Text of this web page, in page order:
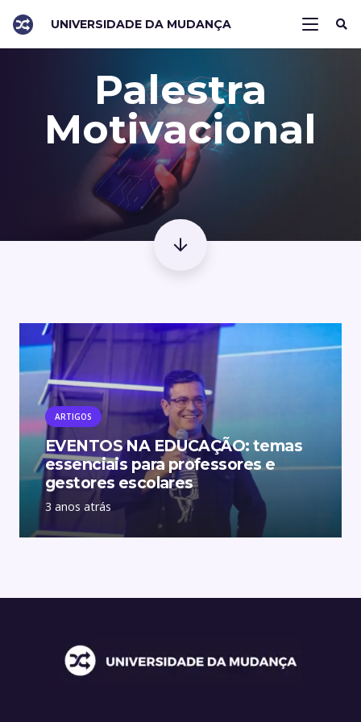
UNIVERSIDADE DA MUDANÇA
Palestra
Motivacional
ARTIGOS
EVENTOS NA EDUCAÇÃO: temas
essenciais para professores e
gestores escolares
3 anos atrás